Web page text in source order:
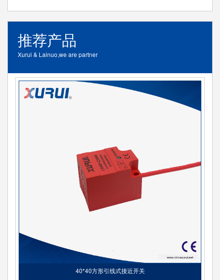
推荐产品
Xurui & Lainuo,we are partner
40*40方形引线式接近开关